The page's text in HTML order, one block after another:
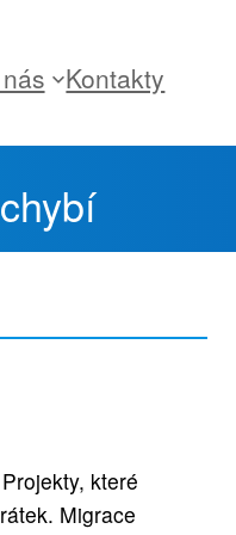
Kontakty
které
Migrace